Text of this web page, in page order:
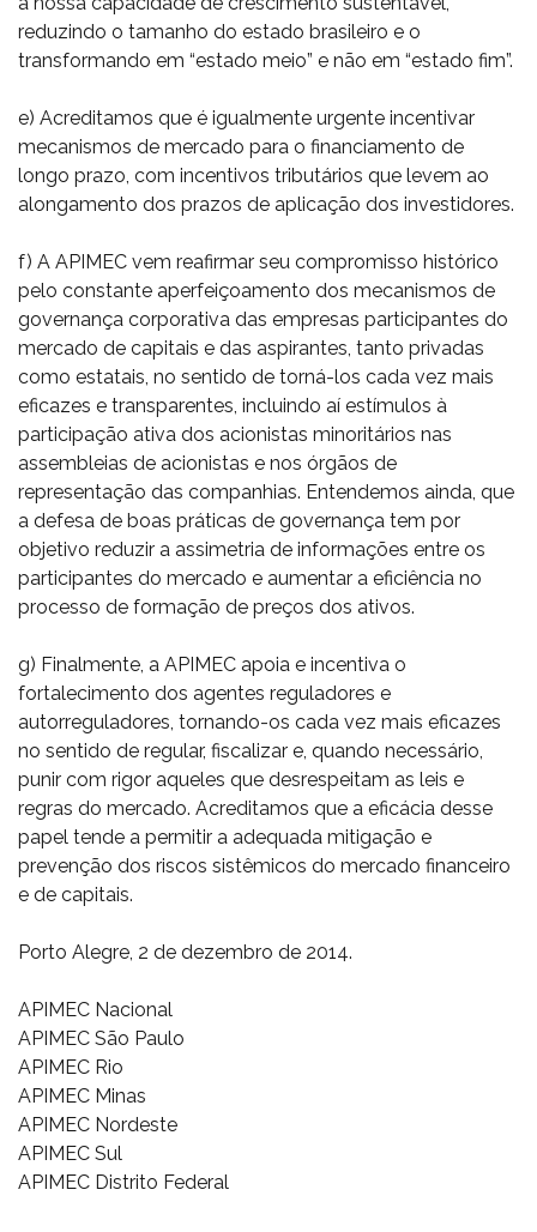
reduzindo o tamanho do estado brasileiro e o
transformando em “estado meio” e não em “estado fim”.
e) Acreditamos que é igualmente urgente incentivar
mecanismos de mercado para o financiamento de
longo prazo, com incentivos tributários que levem ao
alongamento dos prazos de aplicação dos investidores.
f) A APIMEC vem reafirmar seu compromisso histórico
pelo constante aperfeiçoamento dos mecanismos de
governança corporativa das empresas participantes do
mercado de capitais e das aspirantes, tanto privadas
como estatais, no sentido de torná-los cada vez mais
eficazes e transparentes, incluindo aí estímulos à
participação ativa dos acionistas minoritários nas
assembleias de acionistas e nos órgãos de
representação das companhias. Entendemos ainda, que
a defesa de boas práticas de governança tem por
objetivo reduzir a assimetria de informações entre os
participantes do mercado e aumentar a eficiência no
processo de formação de preços dos ativos.
g) Finalmente, a APIMEC apoia e incentiva o
fortalecimento dos agentes reguladores e
autorreguladores, tornando-os cada vez mais eficazes
no sentido de regular, fiscalizar e, quando necessário,
punir com rigor aqueles que desrespeitam as leis e
regras do mercado. Acreditamos que a eficácia desse
papel tende a permitir a adequada mitigação e
prevenção dos riscos sistêmicos do mercado financeiro
e de capitais.
Porto Alegre, 2 de dezembro de 2014.
APIMEC Nacional
APIMEC São Paulo
APIMEC Rio
APIMEC Minas
APIMEC Nordeste
APIMEC Sul
APIMEC Distrito Federal